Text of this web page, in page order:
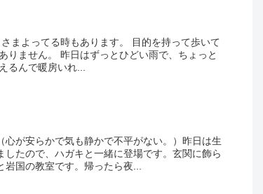
まよってる時もあります。 目的を持って歩いて
りません。 昨日はずっとひどい雨で、ちょっと
るんで暖房いれ...
が安らかで気も静かで不平がない。）昨日は生
たので、ハガキと一緒に登場です。玄関に飾ら
国の教室です。帰ったら夜...